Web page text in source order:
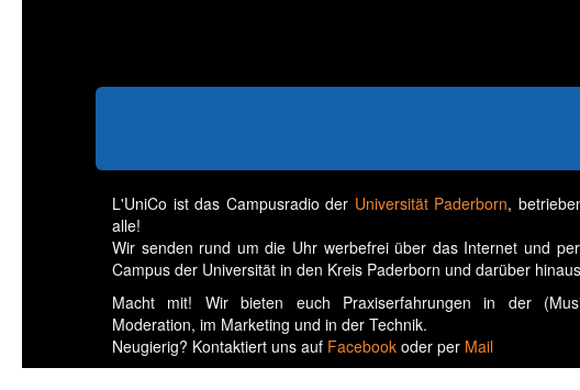
L'UniCo ist das Campusradio der Universität Paderborn,
alle!
Wir senden rund um die Uhr werbefrei über das Internet und
Campus der Universität in den Kreis Paderborn und darüber
Macht mit! Wir bieten euch Praxiserfahrungen in der
Moderation, im Marketing und in der Technik.
Neugierig? Kontaktiert uns auf Facebook oder per Mail